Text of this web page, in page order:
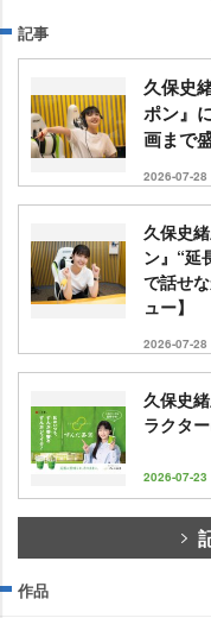
記事
久保史
ポン』
画まで
2026-07-28
久保史
ン』“延
で話せ
ュー】
2026-07-28
久保史
ラクタ
2026-07-23
作品